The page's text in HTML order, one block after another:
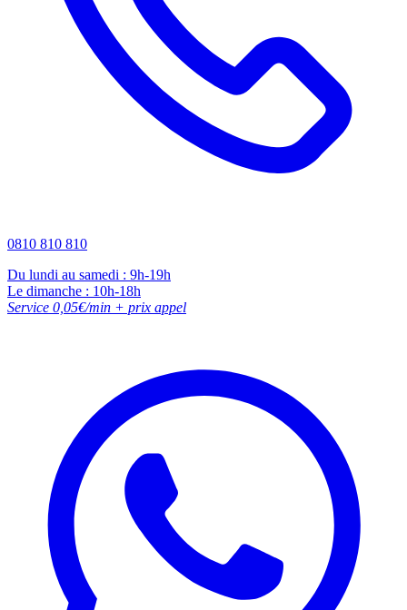
0810 810 810
Du lundi au samedi : 9h-19h
Le dimanche : 10h-18h
Service 0,05€/min + prix appel